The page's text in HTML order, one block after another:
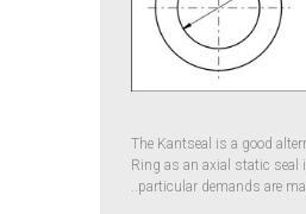
The Kantseal is a good
Ring as an axial static seal
particular demands are